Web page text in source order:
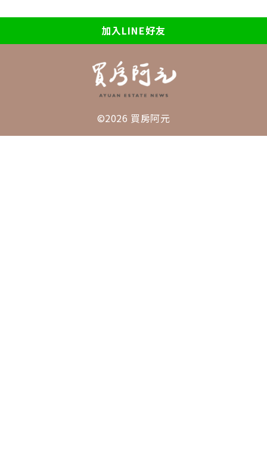
加入LINE好友
©2026 買房阿元